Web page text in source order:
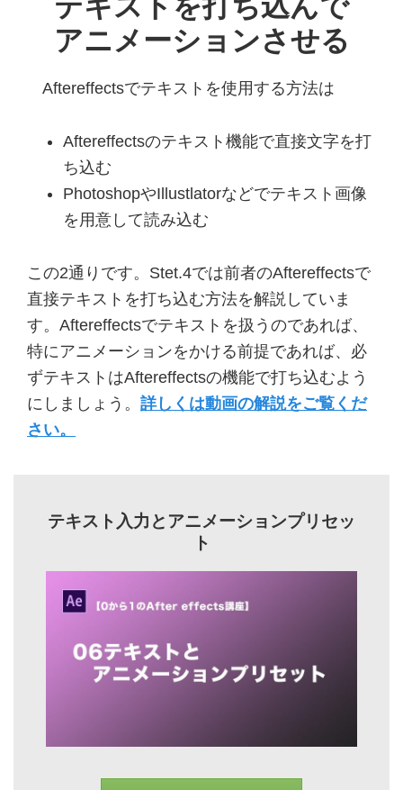
アニメーションさせる
Aftereffectsでテキストを使用する方法は
Aftereffectsのテキスト機能で直接文字を打
ち込む
PhotoshopやIllustlatorなどでテキスト画像
を用意して読み込む
この2通りです。Stet.4では前者のAftereffectsで
直接テキストを打ち込む方法を解説していま
す。Aftereffectsでテキストを扱うのであれば、
特にアニメーションをかける前提であれば、必
ずテキストはAftereffectsの機能で打ち込むよう
にしましょう。 詳しくは動画の解説をご覧くだ
さい。
テキスト入力とアニメーションプリセッ
ト